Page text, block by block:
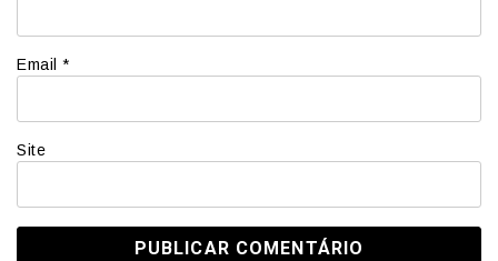
Email *
Site